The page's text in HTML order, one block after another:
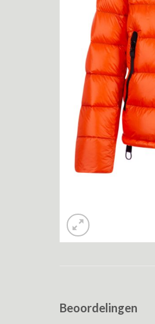
Beoordelingen